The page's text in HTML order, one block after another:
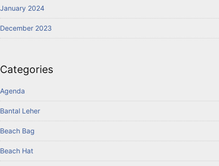
January 2024
December 2023
Categories
Agenda
Bantal Leher
Beach Bag
Beach Hat